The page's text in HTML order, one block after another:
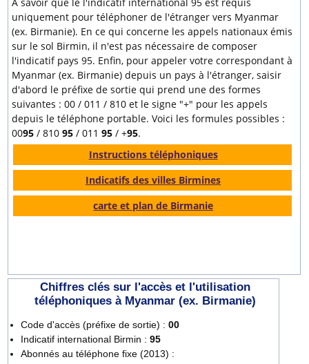
uniquement pour téléphoner de l'étranger vers Myanmar
(ex. Birmanie). En ce qui concerne les appels nationaux émis
sur le sol Birmin, il n'est pas nécessaire de composer
l'indicatif pays 95. Enfin, pour appeler votre correspondant à
Myanmar (ex. Birmanie) depuis un pays à l'étranger, saisir
d'abord le préfixe de sortie qui prend une des formes
suivantes : 00 / 011 / 810 et le signe "+" pour les appels
depuis le téléphone portable. Voici les formules possibles :
0095 / 810 95 / 011 95 / +95.
Instructions téléphoniques
Indicatifs des villes Birmines
carte et plan de Birmanie
Chiffres clés sur l'accès et l'utilisation
téléphoniques à Myanmar (ex. Birmanie)
Code d'accès (préfixe de sortie) :00
Indicatif international Birmin :95
Abonnés au téléphone fixe (2013) :